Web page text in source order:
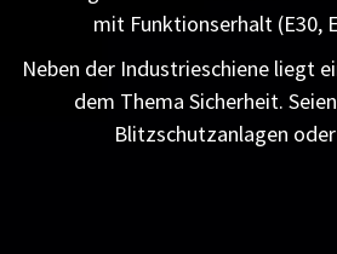
mit Funktionserhalt (E30,
Neben der Industrieschiene liegt
dem Thema Sicherheit.
Blitzschutzanlagen